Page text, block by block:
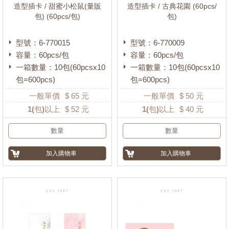
造型插卡 / 甜蜜小松鼠(量販
包) (60pcs/包)
型號：6-770015
容量：60pcs/包
一箱數量：10包(60pcsx10
包=600pcs)
一般單價 $ 65 元
1(包)以上 $ 52 元
造型插卡 / 古典花園 (60pcs/
包)
型號：6-770009
容量：60pcs/包
一箱數量：10包(60pcsx10
包=600pcs)
一般單價 $ 50 元
1(包)以上 $ 40 元